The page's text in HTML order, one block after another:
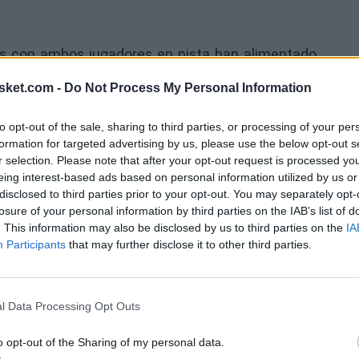
- Do Not Process My Personal Information
opt-out of the sale, sharing to third parties, or processing of your
for targeted advertising by us, please use the below opt-out
selection. Please note that after your opt-out request is processed
interest-based ads based on personal information utilized by us
to third parties prior to your opt-out. You may separately
of your personal information by third parties on the IAB’s list of
This information may also be disclosed by us to third parties on the
Participants that may further disclose it to other third parties.
Data Processing Opt Outs
opt-out of the Sharing of my personal data.
con ambos jugadores en pista han alimentado
San Antonio ha funcionado mejor con
asumiendo el protagonismo principal.
decisivos.
durante los primeros encuentros debido a la
se ha vuelto mucho más difícil de justificar
puede perseguir